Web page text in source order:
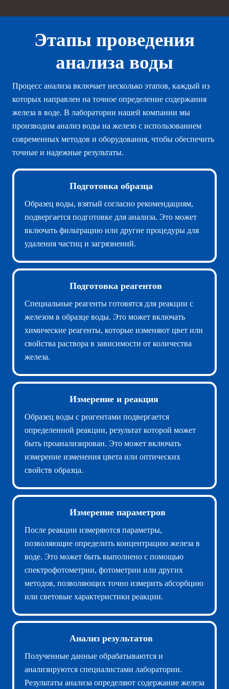
Этапы проведения
анализа воды
Процесс анализа включает несколько этапов, каждый из
которых направлен на точное определение содержания
железа в воде. В лаборатории нашей компании мы
производим анализ воды на железо с использованием
современных методов и оборудования, чтобы обеспечить
точные и надежные результаты.
Подготовка образца
Образец воды, взятый согласно рекомендациям,
подвергается подготовке для анализа. Это может
включать фильтрацию или другие процедуры для
удаления частиц и загрязнений.
Подготовка реагентов
Специальные реагенты готовятся для реакции с
железом в образце воды. Это может включать
химические реагенты, которые изменяют цвет или
свойства раствора в зависимости от количества
железа.
Измерение и реакция
Образец воды с реагентами подвергается
определенной реакции, результат которой может
быть проанализирован. Это может включать
измерение изменения цвета или оптических
свойств образца.
Измерение параметров
После реакции измеряются параметры,
позволяющие определить концентрацию железа в
воде. Это может быть выполнено с помощью
спектрофотометрии, фотометрии или других
методов, позволяющих точно измерить абсорбцию
или световые характеристики реакции.
Анализ результатов
Полученные данные обрабатываются и
анализируются специалистами лаборатории.
Результаты анализа определяют содержание железа